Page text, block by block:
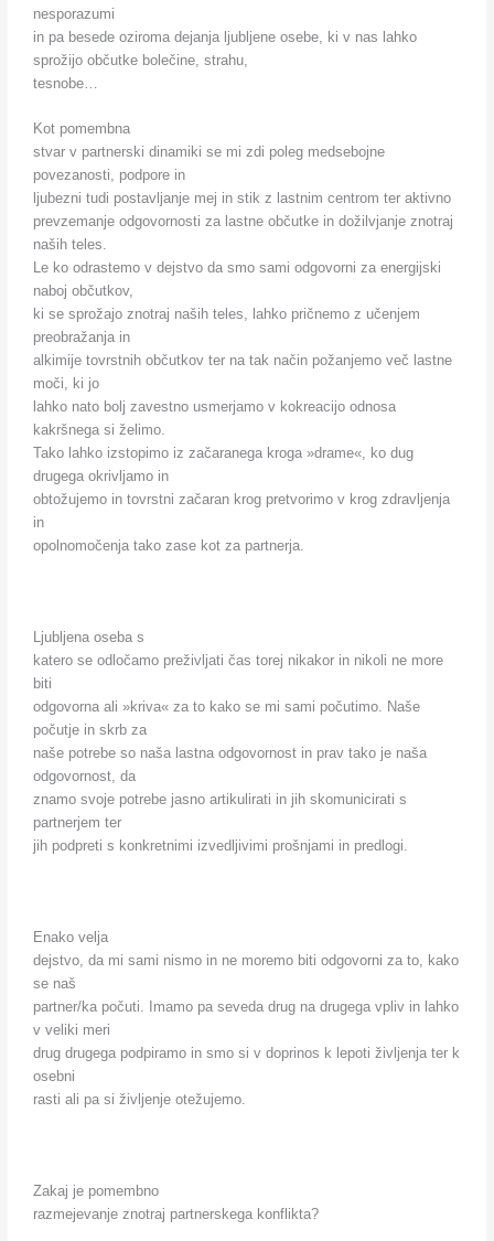
nesporazumi
in pa besede oziroma dejanja ljubljene osebe, ki v nas lahko
sprožijo občutkebolečine, strahu,
tesnobe…
Kot pomembna
stvar v partnerski dinamiki se mi zdi poleg medsebojne
povezanosti, podpore in
ljubezni tudi postavljanje mej in stik z lastnim centrom ter aktivno
prevzemanje odgovornosti za lastne občutke in dožilvjanje znotraj
naših teles.
Le ko odrastemo v dejstvo da smo sami odgovorni za energijski
naboj občutkov,
ki se sprožajo znotraj naših teles, lahko pričnemo z učenjem
preobražanja in
alkimije tovrstnih občutkov ter na tak način požanjemo več lastne
moči, ki jo
lahko nato bolj zavestno usmerjamo v kokreacijo odnosa
kakršnega si želimo.
Tako lahko izstopimo iz začaranega kroga »drame«, ko dug
drugega okrivljamo in
obtožujemo in tovrstni začaran krog pretvorimo v krog zdravljenja
in
opolnomočenja tako zase kot za partnerja.
Ljubljena oseba s
katero se odločamo preživljati čas torej nikakor in nikoli ne more
biti
odgovorna ali »kriva« za to kako se mi sami počutimo. Naše
počutje in skrb za
naše potrebe so naša lastna odgovornost in prav tako je naša
odgovornost, da
znamo svoje potrebe jasno artikulirati in jih skomunicirati s
partnerjem ter
jih podpreti s konkretnimi izvedljivimi prošnjami in predlogi.
Enako velja
dejstvo, da mi sami nismo in ne moremo biti odgovorni za to, kako
se naš
partner/ka počuti. Imamo pa seveda drug na drugega vpliv in lahko
v veliki meri
drug drugega podpiramo in smo si v doprinos k lepoti življenja ter k
osebni
rasti ali pa si življenje otežujemo.
Zakaj je pomembno
razmejevanje znotraj partnerskega konflikta?